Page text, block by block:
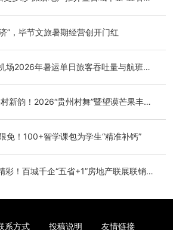
”，毕节文旅暑期经营创开门红
场2026年暑运单日旅客吞吐量与航班起
新韵！2026“贵州村舞”暨望谟芒果丰收
免！100+智学课包为学生“精准补钙”
彩！百城千企“五省+1”房地产联展联销活
系方式 投稿说明 友情链接